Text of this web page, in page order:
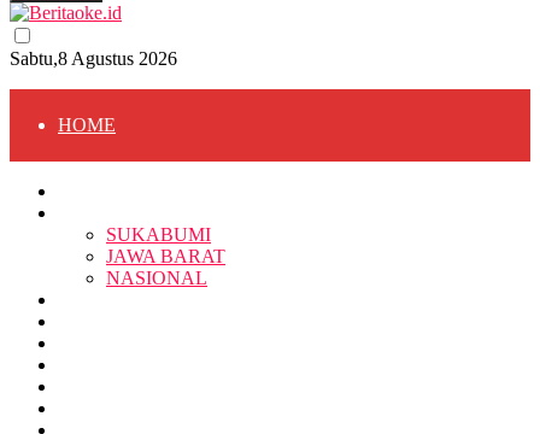
Sabtu,8 Agustus 2026
HOME
SUKABUMI
SUKABUMI
JAWA BARAT
NASIONAL